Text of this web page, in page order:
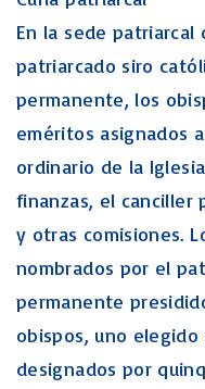
En la sede patriarcal
patriarcado siro
permanente, los
eméritos asignados
ordinario de la
finanzas, el canciller
y otras comisiones.
nombrados por el
permanente
obispos, uno
designados por